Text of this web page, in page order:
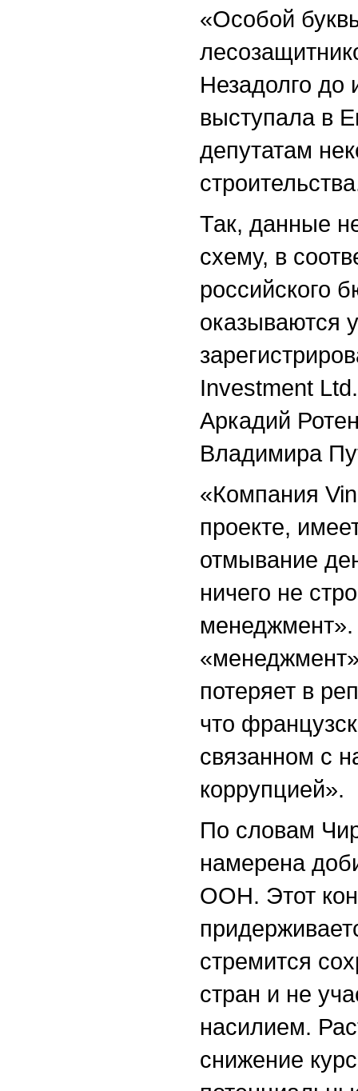
«Особой
Незадолго до
выступала в
депутатам
Так, данные
схему, в
российского
оказываются
Investment
Аркадий
Владимира
«Компания
проекте,
отмывание
ничего не
менеджмент».
потеряет в
что
связанном с
коррупцией».
По словам
намерена
ООН. Этот
стремится
стран и не
насилием.
снижение